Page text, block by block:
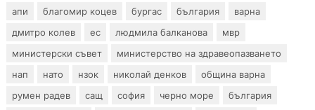
апи благомир коцев бургас българия
варна
дмитро колев
ес людмила балканова
мвр
министерски съвет
министерство на здравеопазването
нап
нато нзок николай денков
община варна
румен радев
сащ софия черно море
българия